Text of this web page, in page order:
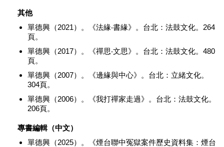
其他
單德興（2021）。《法緣‧書緣》。台北：法鼓文化。264
頁。
單德興（2017）。《禪思‧文思》。台北：法鼓文化。480
頁。
單德興（2007）。《邊緣與中心》。台北：立緒文化。
304頁。
單德興（2006）。《我打禪家走過》。台北：法鼓文化。
206頁。
專書編輯（中文）
單德興（2025）。《煙台聯中冤獄案件歷史資料集：煙台